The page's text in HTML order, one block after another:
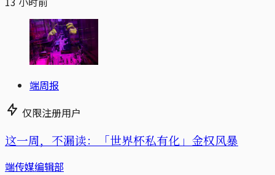
端周报
仅限注册用户
这一周，不漏读：「世界杯私有化」金权风暴
端传媒编辑部